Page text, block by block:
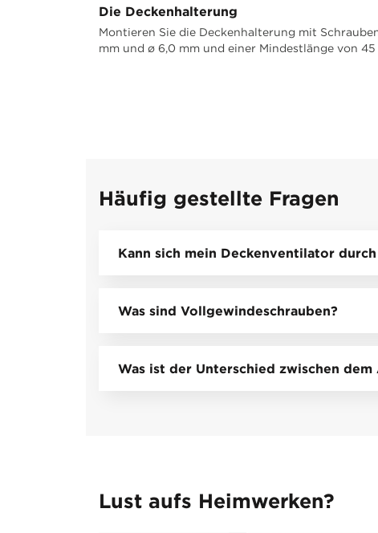
Die Deckenhalterung
Montieren Sie die Deckenhalterung mit
mm und ø 6,0 mm und einer Mindestlänge von 45
Häufig gestellte Fragen
Kann sich mein Deckenventilator
Was sind Vollgewindeschrauben?
Was ist der Unterschied zwischen
Lust aufs Heimwerken?